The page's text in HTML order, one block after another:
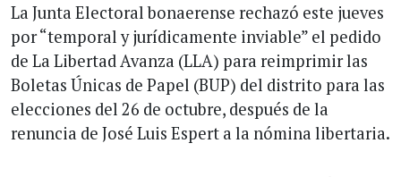
La Junta Electoral bonaerense rechazó este jueves
por “temporal y jurídicamente inviable” el pedido
de La Libertad Avanza (LLA) para reimprimir las
Boletas Únicas de Papel (BUP) del distrito para las
elecciones del 26 de octubre, después de la
renuncia de José Luis Espert a la nómina libertaria.